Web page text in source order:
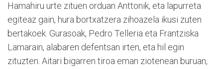
Hamahiru urte zituen orduan Anttonik, eta lapurreta
egiteaz gain, hura bortxatzera zihoazela ikusi zuten
bertakoek. Gurasoak, Pedro Telleria eta Frantziska
Lamarain, alabaren defentsan irten, eta hil egin
zituzten. Aitari bigarren tiroa eman ziotenean buruan,